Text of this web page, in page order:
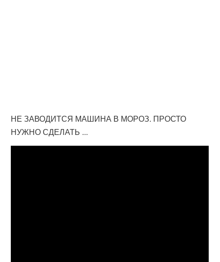
НЕ ЗАВОДИТСЯ МАШИНА В МОРОЗ. ПРОСТО
НУЖНО СДЕЛАТЬ ...